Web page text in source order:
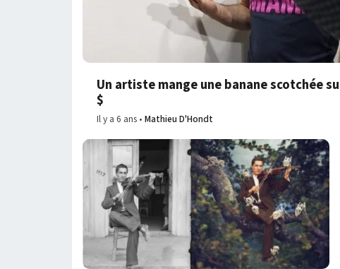
Un artiste mange une banane scotchée
$
Il y a 6 ans Mathieu D'Hondt